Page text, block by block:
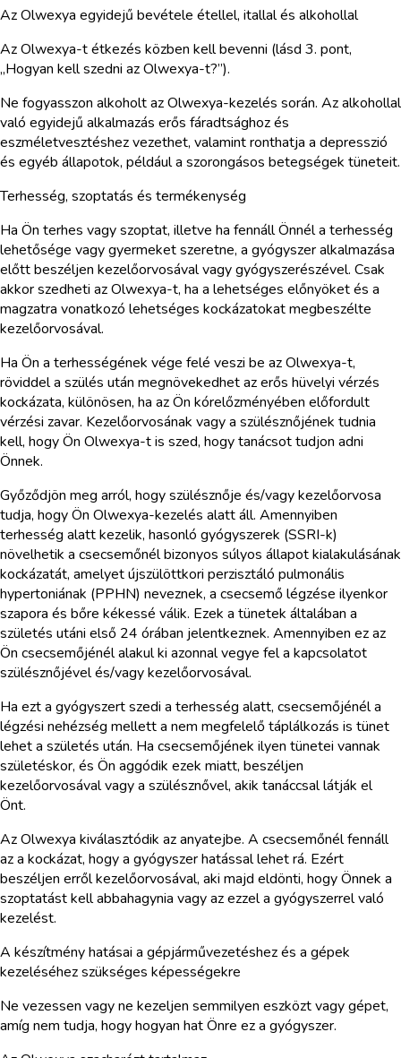
Az Olwexya egyidejű bevétele étellel, itallal és alkohollal
Az Olwexya-t étkezés közben kell bevenni (lásd 3. pont,
„Hogyan kell szedni az Olwexya-t?”).
Ne fogyasszon alkoholt az Olwexya-kezelés során. Az alkohollal
való egyidejű alkalmazás erős fáradtsághoz és
eszméletvesztéshez vezethet, valamint ronthatja a depresszió
és egyéb állapotok, például a szorongásos betegségek tüneteit.
Terhesség, szoptatás és termékenység
Ha Ön terhes vagy szoptat, illetve ha fennáll Önnél a terhesség
lehetősége vagy gyermeket szeretne, a gyógyszer alkalmazása
előtt beszéljen kezelőorvosával vagy gyógyszerészével. Csak
akkor szedheti az Olwexya-t, ha a lehetséges előnyöket és a
magzatra vonatkozó lehetséges kockázatokat megbeszélte
kezelőorvosával.
Ha Ön a terhességének vége felé veszi be az Olwexya-t,
röviddel a szülés után megnövekedhet az erős hüvelyi vérzés
kockázata, különösen, ha az Ön kórelőzményében előfordult
vérzési zavar. Kezelőorvosának vagy a szülésznőjének tudnia
kell, hogy Ön Olwexya-t is szed, hogy tanácsot tudjon adni
Önnek.
Győződjön meg arról, hogy szülésznője és/vagy kezelőorvosa
tudja, hogy Ön Olwexya-kezelés alatt áll. Amennyiben
terhesség alatt kezelik, hasonló gyógyszerek (SSRI-k)
növelhetik a csecsemőnél bizonyos súlyos állapot kialakulásának
kockázatát, amelyet újszülöttkori perzisztáló pulmonális
hypertoniának (PPHN) neveznek, a csecsemő légzése ilyenkor
szapora és bőre kékessé válik. Ezek a tünetek általában a
születés utáni első 24 órában jelentkeznek. Amennyiben ez az
Ön csecsemőjénél alakul ki azonnal vegye fel a kapcsolatot
szülésznőjével és/vagy kezelőorvosával.
Ha ezt a gyógyszert szedi a terhesség alatt, csecsemőjénél a
légzési nehézség mellett a nem megfelelő táplálkozás is tünet
lehet a születés után. Ha csecsemőjének ilyen tünetei vannak
születéskor, és Ön aggódik ezek miatt, beszéljen
kezelőorvosával vagy a szülésznővel, akik tanáccsal látják el
Önt.
Az Olwexya kiválasztódik az anyatejbe. A csecsemőnél fennáll
az a kockázat, hogy a gyógyszer hatással lehet rá. Ezért
beszéljen erről kezelőorvosával, aki majd eldönti, hogy Önnek a
szoptatást kell abbahagynia vagy az ezzel a gyógyszerrel való
kezelést.
A készítmény hatásai a gépjárművezetéshez és a gépek
kezeléséhez szükséges képességekre
Ne vezessen vagy ne kezeljen semmilyen eszközt vagy gépet,
amíg nem tudja, hogy hogyan hat Önre ez a gyógyszer.